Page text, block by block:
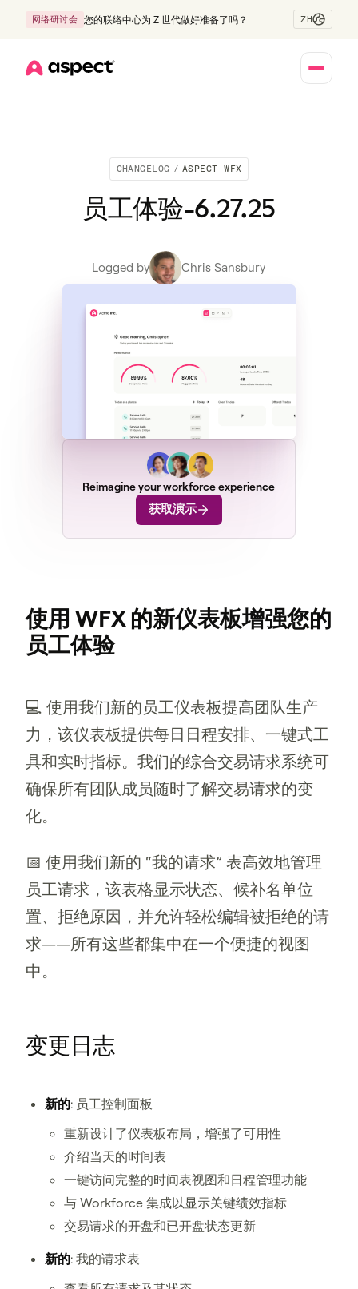
网络研讨会 您的联络中心为 Z 世代做好准备了吗？ ZH
CHANGELOG / ASPECT WFX
员工体验-6.27.25
Logged by Chris Sansbury
Reimagine your workforce experience
获取演示
使用 WFX 的新仪表板增强您的
员工体验
💻 使用我们新的员工仪表板提高团队生产
力，该仪表板提供每日日程安排、一键式工
具和实时指标。我们的综合交易请求系统可
确保所有团队成员随时了解交易请求的变
化。
📅 使用我们新的 “我的请求” 表高效地管理
员工请求，该表格显示状态、候补名单位
置、拒绝原因，并允许轻松编辑被拒绝的请
求——所有这些都集中在一个便捷的视图
中。
变更日志
新的: 员工控制面板
重新设计了仪表板布局，增强了可用性
介绍当天的时间表
一键访问完整的时间表视图和日程管理功能
与 Workforce 集成以显示关键绩效指标
交易请求的开盘和已开盘状态更新
新的: 我的请求表